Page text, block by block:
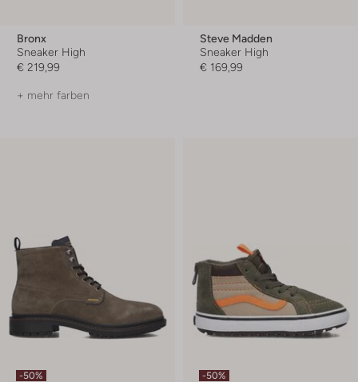
Bronx
Sneaker High
€ 219,99
+ mehr farben
Steve Madden
Sneaker High
€ 169,99
-50% -50%